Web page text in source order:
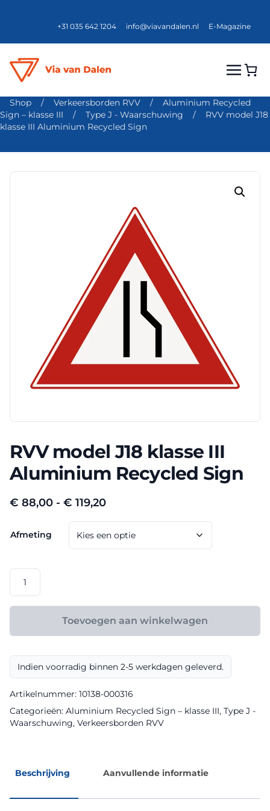
+31 035 642 1204 info@viavandalen.nl E-Magazine
Shop / Verkeersborden RVV /
Aluminium Recycled
Sign – klasse III
/ Type J - Waarschuwing /
RVV model J18
klasse III Aluminium Recycled Sign
RVV model J18 klasse III
Aluminium Recycled Sign
€ 88,00 - € 119,20Prijsklasse:
€ 88,00
tot
€ 119,20
Afmeting
J18
III
Recycled
Sign
aantal
Toevoegen aan winkelwagen
Indien voorradig binnen 2-5 werkdagen geleverd.
Artikelnummer: 10138-000316
Categorieën: Aluminium Recycled Sign – klasse III, Type J -
Waarschuwing, Verkeersborden RVV
Beschrijving Aanvullende informatie